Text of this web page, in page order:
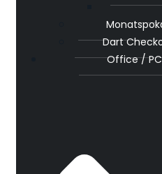
Dart
Office /